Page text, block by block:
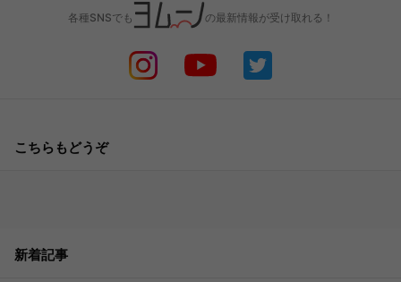
各種SNSでも の最新情報が受け取れる！
こちらもどうぞ
新着記事